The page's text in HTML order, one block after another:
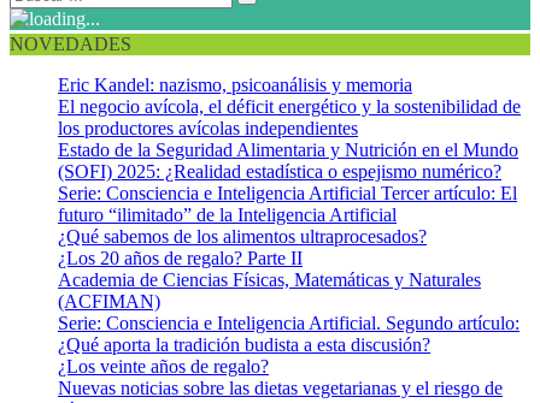
NOVEDADES
Eric Kandel: nazismo, psicoanálisis y memoria
El negocio avícola, el déficit energético y la sostenibilidad de
los productores avícolas independientes
Estado de la Seguridad Alimentaria y Nutrición en el Mundo
(SOFI) 2025: ¿Realidad estadística o espejismo numérico?
Serie: Consciencia e Inteligencia Artificial Tercer artículo: El
futuro “ilimitado” de la Inteligencia Artificial
¿Qué sabemos de los alimentos ultraprocesados?
¿Los 20 años de regalo? Parte II
Academia de Ciencias Físicas, Matemáticas y Naturales
(ACFIMAN)
Serie: Consciencia e Inteligencia Artificial. Segundo artículo:
¿Qué aporta la tradición budista a esta discusión?
¿Los veinte años de regalo?
Nuevas noticias sobre las dietas vegetarianas y el riesgo de